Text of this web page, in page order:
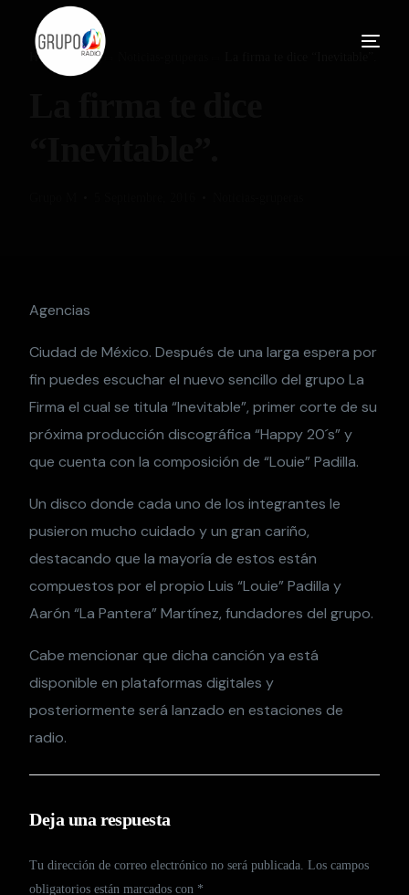
Home Blog
Agencias
Ciudad de México. Después de una larga espera por
fin puedes escuchar el nuevo sencillo del grupo La
Firma el cual se titula “Inevitable”, primer corte de su
próxima producción discográfica “Happy 20´s” y
que cuenta con la composición de “Louie” Padilla.
Un disco donde cada uno de los integrantes le
pusieron mucho cuidado y un gran cariño,
destacando que la mayoría de estos están
compuestos por el propio Luis “Louie” Padilla y
Aarón “La Pantera” Martínez, fundadores del grupo.
Cabe mencionar que dicha canción ya está
disponible en plataformas digitales y
posteriormente será lanzado en estaciones de
radio.
Deja una respuesta
Tu dirección de correo electrónico no será publicada. Los campos
obligatorios están marcados con *